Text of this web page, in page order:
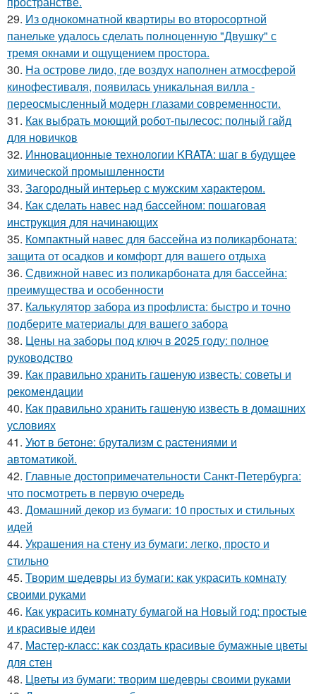
29. Из однокомнатной квартиры во второсортной
панельке удалось сделать полноценную "Двушку" с
тремя окнами и ощущением простора.
30. На острове лидо, где воздух наполнен атмосферой
кинофестиваля, появилась уникальная вилла -
переосмысленный модерн глазами современности.
31. Как выбрать моющий робот-пылесос: полный гайд
для новичков
32. Инновационные технологии KRATA: шаг в будущее
химической промышленности
33. Загородный интерьер с мужским характером.
34. Как сделать навес над бассейном: пошаговая
инструкция для начинающих
35. Компактный навес для бассейна из поликарбоната:
защита от осадков и комфорт для вашего отдыха
36. Сдвижной навес из поликарбоната для бассейна:
преимущества и особенности
37. Калькулятор забора из профлиста: быстро и точно
подберите материалы для вашего забора
38. Цены на заборы под ключ в 2025 году: полное
руководство
39. Как правильно хранить гашеную известь: советы и
рекомендации
40. Как правильно хранить гашеную известь в домашних
условиях
41. Уют в бетоне: брутализм с растениями и
автоматикой.
42. Главные достопримечательности Санкт-Петербурга:
что посмотреть в первую очередь
43. Домашний декор из бумаги: 10 простых и стильных
идей
44. Украшения на стену из бумаги: легко, просто и
стильно
45. Творим шедевры из бумаги: как украсить комнату
своими руками
46. Как украсить комнату бумагой на Новый год: простые
и красивые идеи
47. Мастер-класс: как создать красивые бумажные цветы
для стен
48. Цветы из бумаги: творим шедевры своими руками